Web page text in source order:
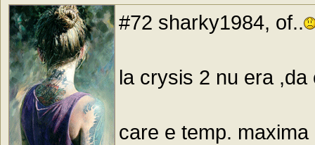
#72 sharky1984, of..
la crysis 2 nu era
care e temp.